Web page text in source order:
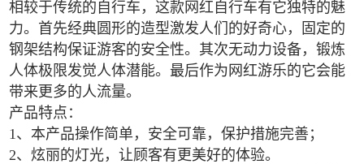
相较于传统的自行车，这款网红自行车有它独特的魅
力。首先经典圆形的造型激发人们的好奇心，固定的
钢架结构保证游客的安全性。其次无动力设备，锻炼
人体极限发觉人体潜能。最后作为网红游乐的它会能
带来更多的人流量。
产品特点：
1、本产品操作简单，安全可靠，保护措施完善；
2、炫丽的灯光，让顾客有更美好的体验。